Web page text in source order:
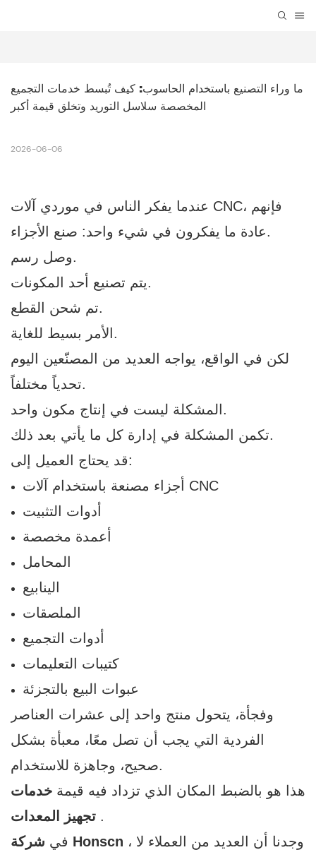
ما وراء التصنيع باستخدام الحاسوب: كيف تُبسط خدمات التجميع
المخصصة سلاسل التوريد وتخلق قيمة أكبر
2026-06-06
عندما يفكر الناس في موردي آلات CNC، فإنهم
عادة ما يفكرون في شيء واحد: صنع الأجزاء.
وصل رسم.
يتم تصنيع أحد المكونات.
تم شحن القطع.
الأمر بسيط للغاية.
لكن في الواقع، يواجه العديد من المصنّعين اليوم
تحدياً مختلفاً.
المشكلة ليست في إنتاج مكون واحد.
تكمن المشكلة في إدارة كل ما يأتي بعد ذلك.
قد يحتاج العميل إلى:
أجزاء مصنعة باستخدام آلات CNC
أدوات التثبيت
أعمدة مخصصة
المحامل
الينابيع
الملصقات
أدوات التجميع
كتيبات التعليمات
عبوات البيع بالتجزئة
وفجأة، يتحول منتج واحد إلى عشرات العناصر
الفردية التي يجب أن تصل معًا، معبأة بشكل
صحيح، وجاهزة للاستخدام.
هذا هو بالضبط المكان الذي تزداد فيه قيمة خدمات
تجهيز المعدات .
في شركة Honscn ، وجدنا أن العديد من العملاء لا